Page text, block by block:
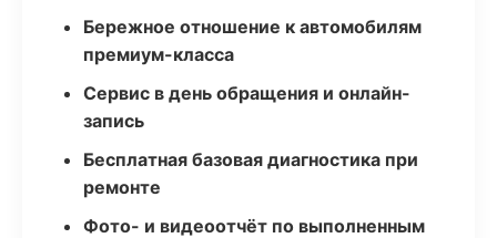
Бережное отношение к автомобилям
премиум-класса
Сервис в день обращения и онлайн-
запись
Бесплатная базовая диагностика при
ремонте
Фото- и видеоотчёт по выполненным